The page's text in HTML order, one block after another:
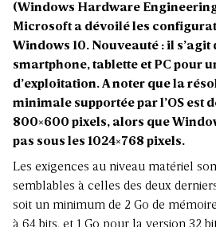
(Windows Hardware
Microsoft a dévoilé les
Windows 10. Nouveauté : il
smartphone, tablette et PC pour
d’exploitation. A noter que la
minimale supportée par l’OS est
800×600 pixels, alors que
pas sous les 1024×768 pixels.
Les exigences au niveau matériel
semblables à celles des deux
soit un minimum de 2 Go de